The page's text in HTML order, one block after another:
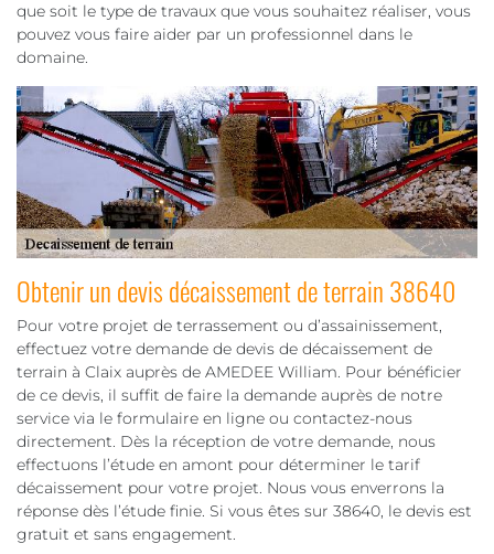
que soit le type de travaux que vous souhaitez réaliser, vous
pouvez vous faire aider par un professionnel dans le
domaine.
Obtenir un devis décaissement de terrain 38640
Pour votre projet de terrassement ou d’assainissement,
effectuez votre demande de devis de décaissement de
terrain à Claix auprès de AMEDEE William. Pour bénéficier
de ce devis, il suffit de faire la demande auprès de notre
service via le formulaire en ligne ou contactez-nous
directement. Dès la réception de votre demande, nous
effectuons l’étude en amont pour déterminer le tarif
décaissement pour votre projet. Nous vous enverrons la
réponse dès l’étude finie. Si vous êtes sur 38640, le devis est
gratuit et sans engagement.